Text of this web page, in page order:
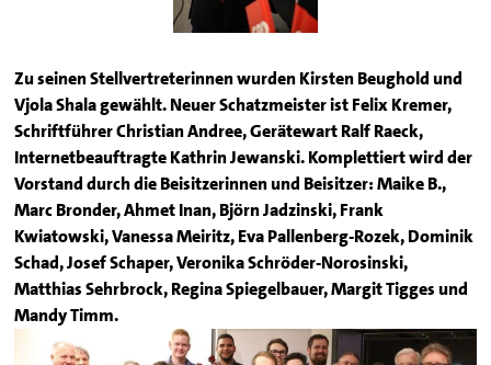
Zu seinen Stellvertreterinnen wurden Kirsten Beughold und
Vjola Shala gewählt. Neuer Schatzmeister ist Felix Kremer,
Schriftführer Christian Andree, Gerätewart Ralf Raeck,
Internetbeauftragte Kathrin Jewanski. Komplettiert wird der
Vorstand durch die Beisitzerinnen und Beisitzer: Maike B.,
Marc Bronder, Ahmet Inan, Björn Jadzinski, Frank
Kwiatowski, Vanessa Meiritz, Eva Pallenberg-Rozek, Dominik
Schad, Josef Schaper, Veronika Schröder-Norosinski,
Matthias Sehrbrock, Regina Spiegelbauer, Margit Tigges und
Mandy Timm.